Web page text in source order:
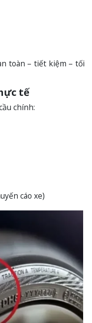
toàn – tiết kiệm – tối
tế
chính:
cáo xe)